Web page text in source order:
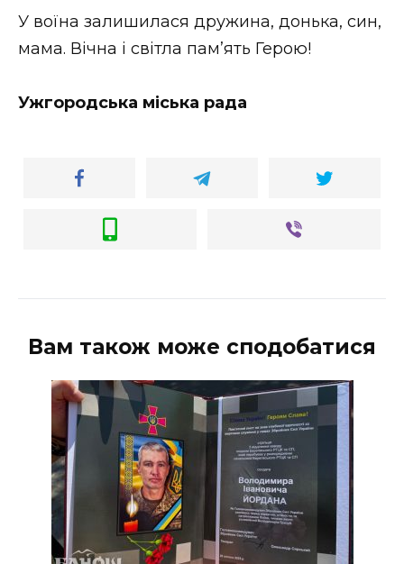
У воїна залишилася дружина, донька, син,
мама. Вічна і світла пам’ять Герою!
Ужгородська міська рада
Вам також може сподобатися